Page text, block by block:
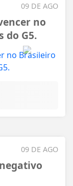
09 DE AGO
no
do G5.
09 DE AGO